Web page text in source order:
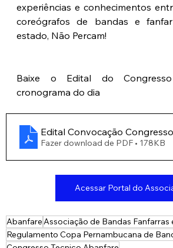
experiências e conhecimentos
coreógrafos de bandas e
estado, Não Percam!
Baixe o Edital do
cronograma do dia
Edital Convocação
Fazer download de PDF • 178KB
Acessar Portal do
AbanfareAssociação de Bandas Fanfarras
Regulamento Copa Pernambucana de